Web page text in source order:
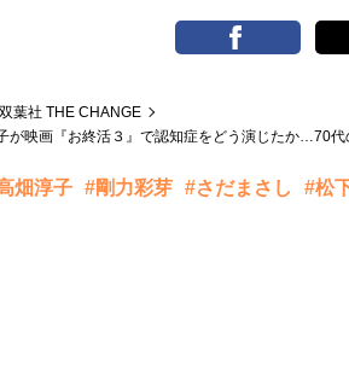
葉社 THE CHANGE
が映画『お終活３』で認知症をどう演じたか…70代
畑淳子 #剛力彩芽 #さだまさし #松